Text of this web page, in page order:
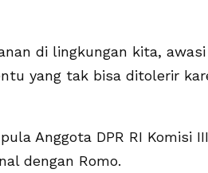
di lingkungan kita,
yang tak bisa ditolerir
Anggota DPR RI Komisi
dengan Romo.